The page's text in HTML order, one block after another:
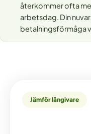
återkommer ofta
arbetsdag. Din
betalningsförmåga
Jämför långivare